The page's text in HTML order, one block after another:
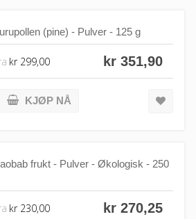
(pine) - Pulver - 125 g
kr 351,90
kr 299,00
KJØP NÅ
frukt - Pulver - Økologisk - 250
kr 270,25
kr 230,00